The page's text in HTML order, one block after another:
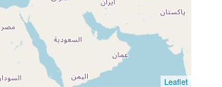
Leaflet